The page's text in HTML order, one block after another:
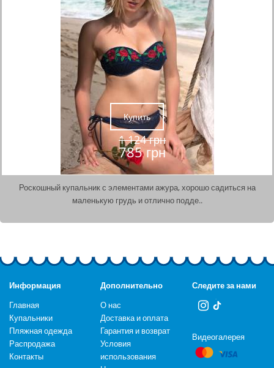
Купить
1 124 грн
785 грн
Роскошный купальник с элементами ажура, хорошо садиться на
маленькую грудь и отлично подде..
Информация
Главная
Купальники
Пляжная одежда
Распродажа
Контакты
Дополнительно
О нас
Доставка и оплата
Гарантия и возврат
Условия
использования
Следите за нами
Видеогалерея